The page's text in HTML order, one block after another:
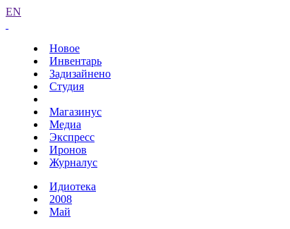
EN
Новое
Инвентарь
Задизайнено
Студия
Магазинус
Медиа
Экспресс
Иронов
Журналус
Идиотека
2008
Май